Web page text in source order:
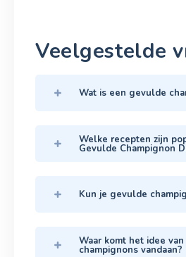
Veelgestelde
Wat is een gevulde
Welke recepten zijn
Gevulde Champignon
Kun je gevulde
Waar komt het idee
champignons vandaan?